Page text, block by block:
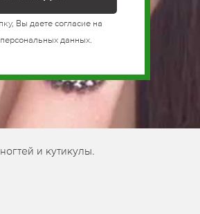
Вы даете согласие на
данных.
и кутикулы.